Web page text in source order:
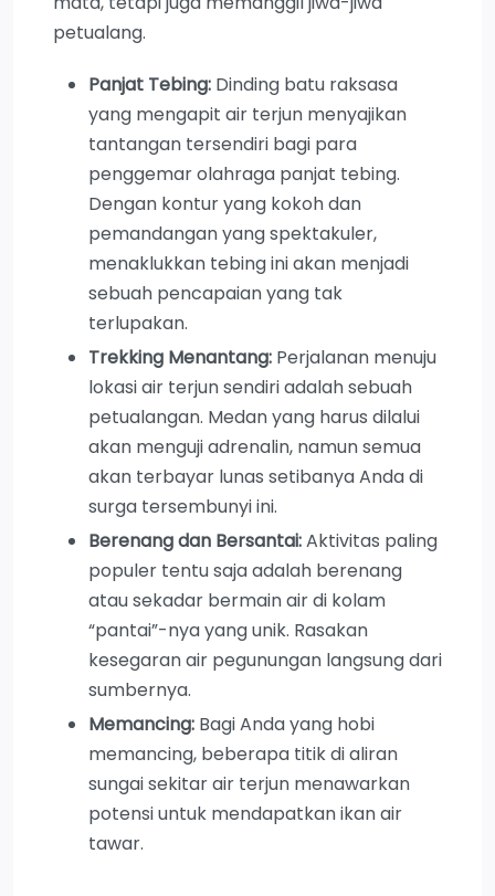
petualang.
Panjat Tebing: Dinding batu raksasa
yang mengapit air terjun menyajikan
tantangan tersendiri bagi para
penggemar olahraga panjat tebing.
Dengan kontur yang kokoh dan
pemandangan yang spektakuler,
menaklukkan tebing ini akan menjadi
sebuah pencapaian yang tak
terlupakan.
Trekking Menantang: Perjalanan menuju
lokasi air terjun sendiri adalah sebuah
petualangan. Medan yang harus dilalui
akan menguji adrenalin, namun semua
akan terbayar lunas setibanya Anda di
surga tersembunyi ini.
Berenang dan Bersantai:Aktivitas paling
populer tentu saja adalah berenang
atau sekadar bermain air di kolam
“pantai”-nya yang unik. Rasakan
kesegaran air pegunungan langsung dari
sumbernya.
Memancing: Bagi Anda yang hobi
memancing, beberapa titik di aliran
sungai sekitar air terjun menawarkan
potensi untuk mendapatkan ikan air
tawar.